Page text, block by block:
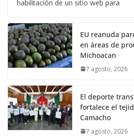
habilitación de un sitio web para
EU reanuda
en áreas de
Michoacan
7 agosto, 2026
El deporte
fortalece el
Camacho
7 agosto, 2026